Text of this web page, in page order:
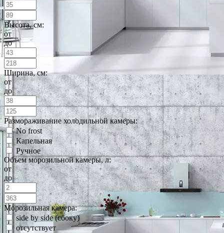
Высота, см:
от
до
Ширина, см:
от
до
Размораживание холодильной камеры:
No frost
Капельная
Ручное
Объем морозильной камеры, л:
от
до
Морозильная камера:
side by side (сбоку)
отсутствует